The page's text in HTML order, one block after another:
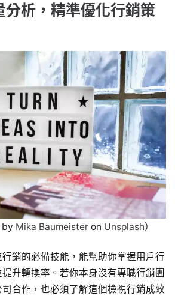
分析，精準優化行銷策
by Mika Baumeister on Unsplash）
銷的必備技能，能幫助你掌握用戶行
升轉換率。若你本身沒有專職行銷團
合作，也必須了解這個檢視行銷成效